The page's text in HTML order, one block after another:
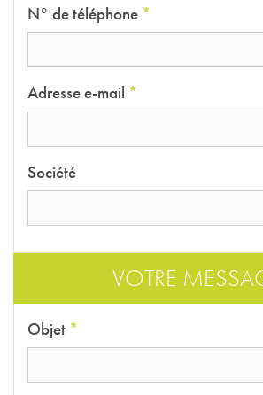
N° de téléphone *
Adresse e-mail *
Société
VOTRE
Objet *